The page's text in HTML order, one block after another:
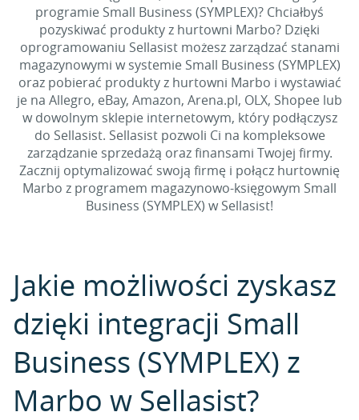
programie Small Business (SYMPLEX)? Chciałbyś
pozyskiwać produkty z hurtowni Marbo? Dzięki
oprogramowaniu Sellasist możesz zarządzać stanami
magazynowymi w systemie Small Business (SYMPLEX)
oraz pobierać produkty z hurtowni Marbo i wystawiać
je na Allegro, eBay, Amazon, Arena.pl, OLX, Shopee lub
w dowolnym sklepie internetowym, który podłączysz
do Sellasist. Sellasist pozwoli Ci na kompleksowe
zarządzanie sprzedażą oraz finansami Twojej firmy.
Zacznij optymalizować swoją firmę i połącz hurtownię
Marbo z programem magazynowo-księgowym Small
Business (SYMPLEX) w Sellasist!
Jakie możliwości zyskasz
dzięki integracji Small
Business (SYMPLEX) z
Marbo w Sellasist?